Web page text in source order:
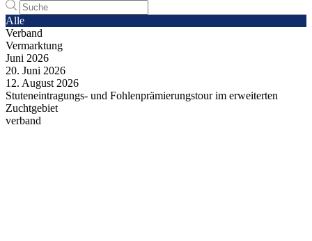
Alle
Verband
Vermarktung
Juni 2026
20. Juni 2026
12. August 2026
Stuteneintragungs- und Fohlenprämierungstour im erweiterten
Zuchtgebiet
verband